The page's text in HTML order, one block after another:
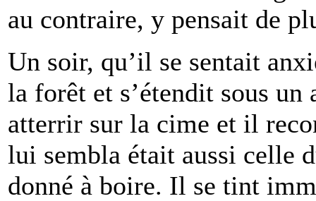
au contraire, y pensait de
Un soir, qu’il se sentait
la forêt et s’étendit sous
atterrir sur la cime et il
lui sembla était aussi celle
donné à boire. Il se tint